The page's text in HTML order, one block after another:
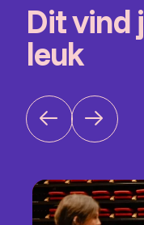
Dit vind
leuk